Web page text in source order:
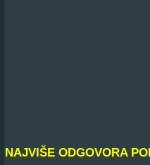
NAJVIŠE ODGOVORA